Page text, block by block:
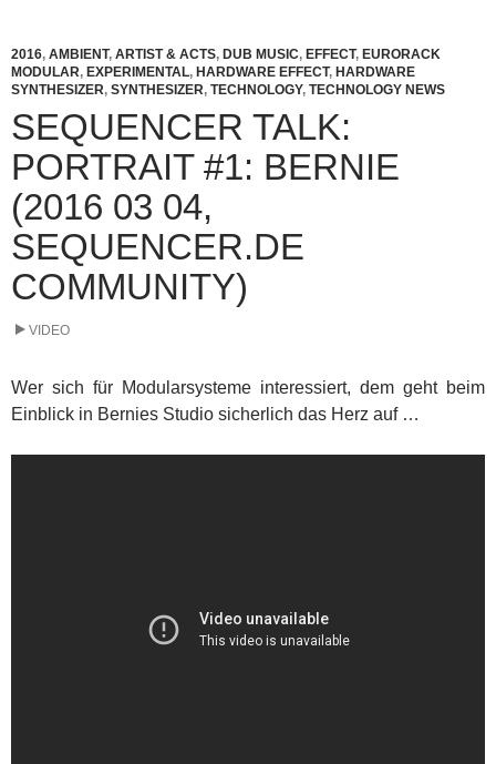
2016, AMBIENT, ARTIST & ACTS, DUB MUSIC, EFFECT, EURORACK
MODULAR, EXPERIMENTAL, HARDWARE EFFECT, HARDWARE
SYNTHESIZER, SYNTHESIZER, TECHNOLOGY, TECHNOLOGY NEWS
SEQUENCER TALK:
PORTRAIT #1: BERNIE
(2016 03 04,
SEQUENCER.DE
COMMUNITY)
VIDEO
Wer sich für Modularsysteme interessiert, dem geht beim
Einblick in Bernies Studio sicherlich das Herz auf …